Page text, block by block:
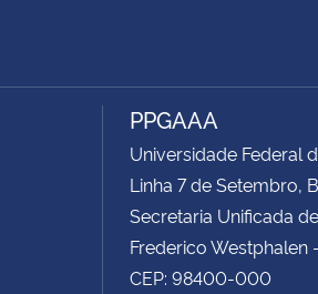
PPGAAA
Universidade Federal
Linha 7 de Setembro,
Secretaria Unificada
Frederico Westphalen
CEP: 98400-000